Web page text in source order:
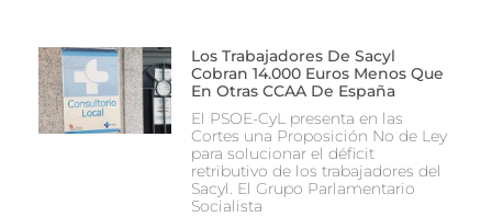
Los Trabajadores De Sacyl
Cobran 14.000 Euros Menos Que
En Otras CCAA De España
El PSOE-CyL presenta en las
Cortes una Proposición No de Ley
para solucionar el déficit
retributivo de los trabajadores del
Sacyl. El Grupo Parlamentario
Socialista